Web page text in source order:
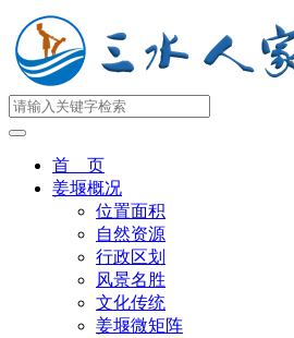
首 页
姜堰概况
位置面积
自然资源
行政区划
风景名胜
文化传统
姜堰微矩阵